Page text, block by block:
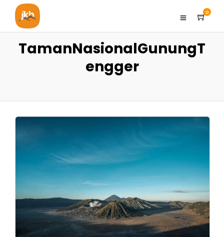
0
TamanNasionalGunungT
engger